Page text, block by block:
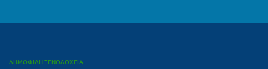
Φοινικούντα
ΔΗΜΟΦΙΛΗ ΞΕΝΟΔΟΧΕΙΑ